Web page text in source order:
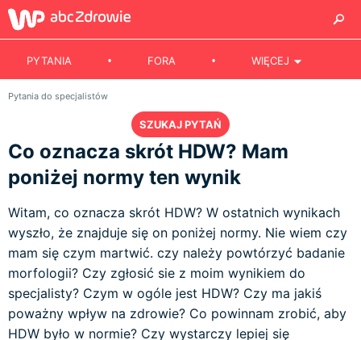
PYTANIA FORA WIĘCEJ
Pytania do specjalistów
SZUKAJ PYTAŃ
Co oznacza skrót HDW? Mam
poniżej normy ten wynik
Witam, co oznacza skrót HDW? W ostatnich wynikach
wyszło, że znajduje się on poniżej normy. Nie wiem czy
mam się czym martwić. czy należy powtórzyć badanie
morfologii? Czy zgłosić sie z moim wynikiem do
specjalisty? Czym w ogóle jest HDW? Czy ma jakiś
poważny wpływ na zdrowie? Co powinnam zrobić, aby
HDW było w normie? Czy wystarczy lepiej się